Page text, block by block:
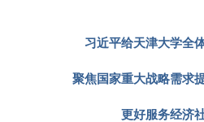
习近平给天津大学全
聚焦国家重大战略需求
更好服务经济